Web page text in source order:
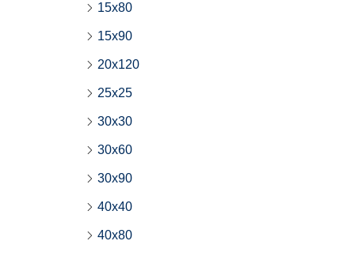
15x80
15x90
20x120
25x25
30x30
30x60
30x90
40x40
40x80